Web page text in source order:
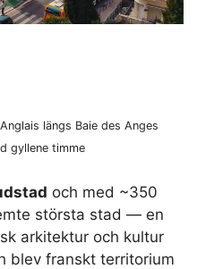
längs Baie des Anges
gyllene timme
och med ~350
största stad — en
arkitektur och kultur
blev franskt territorium